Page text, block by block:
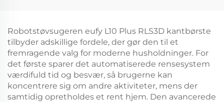
rengøringsvæske
kantbørste, støvpose
og forbrugsvarer
Robotstøvsugeren eufy L10 Plus RLS3D kantbørste
tilbyder adskillige fordele, der gør den til et
fremragende valg for moderne husholdninger. For
det første sparer det automatiserede rensesystem
værdifuld tid og besvær, så brugerne kan
koncentrere sig om andre aktiviteter, mens der
samtidig opretholdes et rent hjem. Den avancerede